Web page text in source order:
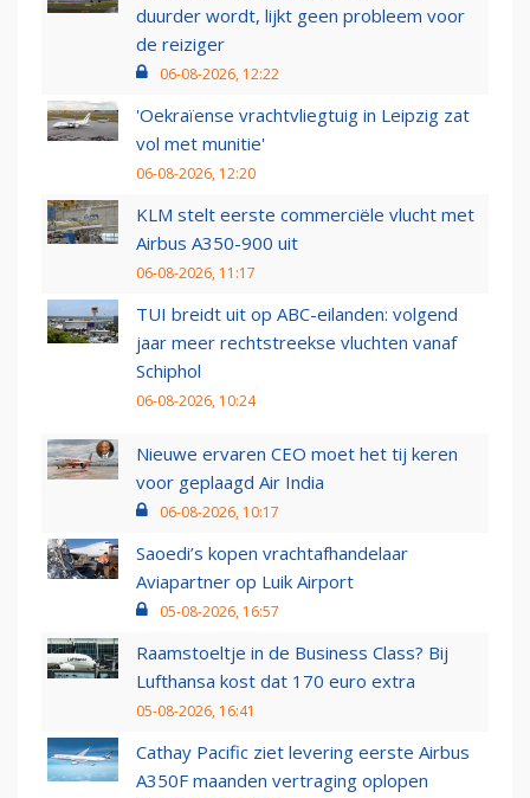
duurder wordt, lijkt geen probleem voor
de reiziger
06-08-2026, 12:22
'Oekraïense vrachtvliegtuig in Leipzig zat
vol met munitie'
06-08-2026, 12:20
KLM stelt eerste commerciële vlucht met
Airbus A350-900 uit
06-08-2026, 11:17
TUI breidt uit op ABC-eilanden: volgend
jaar meer rechtstreekse vluchten vanaf
Schiphol
06-08-2026, 10:24
Nieuwe ervaren CEO moet het tij keren
voor geplaagd Air India
06-08-2026, 10:17
Saoedi’s kopen vrachtafhandelaar
Aviapartner op Luik Airport
05-08-2026, 16:57
Raamstoeltje in de Business Class? Bij
Lufthansa kost dat 170 euro extra
05-08-2026, 16:41
Cathay Pacific ziet levering eerste Airbus
A350F maanden vertraging oplopen